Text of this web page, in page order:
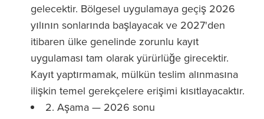
gelecektir. Bölgesel uygulamaya geçiş 2026
yılının sonlarında başlayacak ve 2027'den
itibaren ülke genelinde zorunlu kayıt
uygulaması tam olarak yürürlüğe girecektir.
Kayıt yaptırmamak, mülkün teslim alınmasına
ilişkin temel gerekçelere erişimi kısıtlayacaktır.
2. Aşama — 2026 sonu